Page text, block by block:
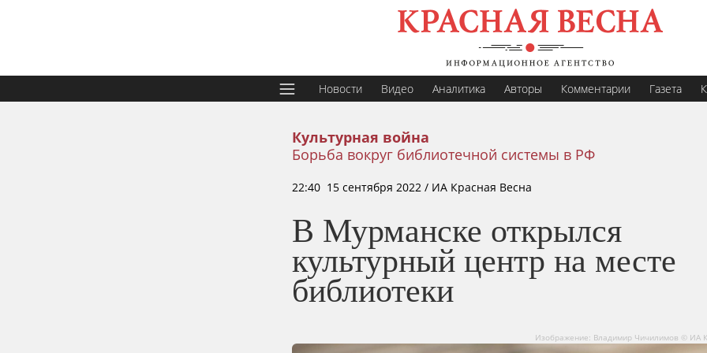
Новости Видео Аналитика Авторы Комментарии Газета
Культурная война
Борьба вокруг библиотечной системы в РФ
22:40 15 сентября 2022 / ИА Красная Весна
В Мурманске открылся
культурный центр на месте
библиотеки
Изображение: Владимир Чичилимов © ИА